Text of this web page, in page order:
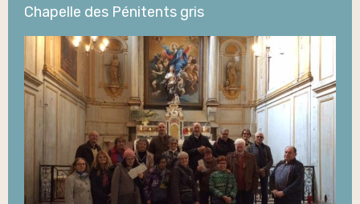
Chapelle des Pénitents gris